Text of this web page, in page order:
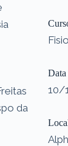
da
Data
10/